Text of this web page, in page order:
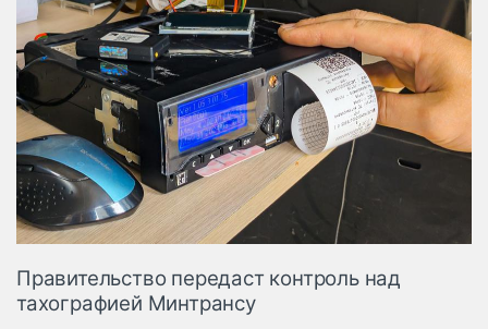
ЭДО, ИТ в
логистике
Дороги,
инфраструктура
Логистика, грузы
Негабаритные и
опасные грузы
Безопасность и
страхование
Таможня и ВЭД
Правительство передаст контроль над
тахографией Минтрансу